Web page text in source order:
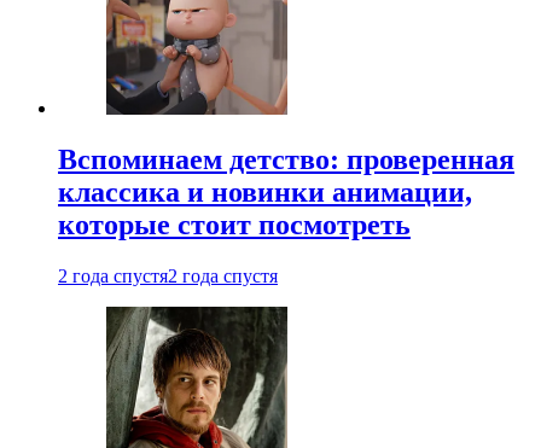
Вспоминаем детство: проверенная
классика и новинки анимации,
которые стоит посмотреть
2 года спустя2 года спустя